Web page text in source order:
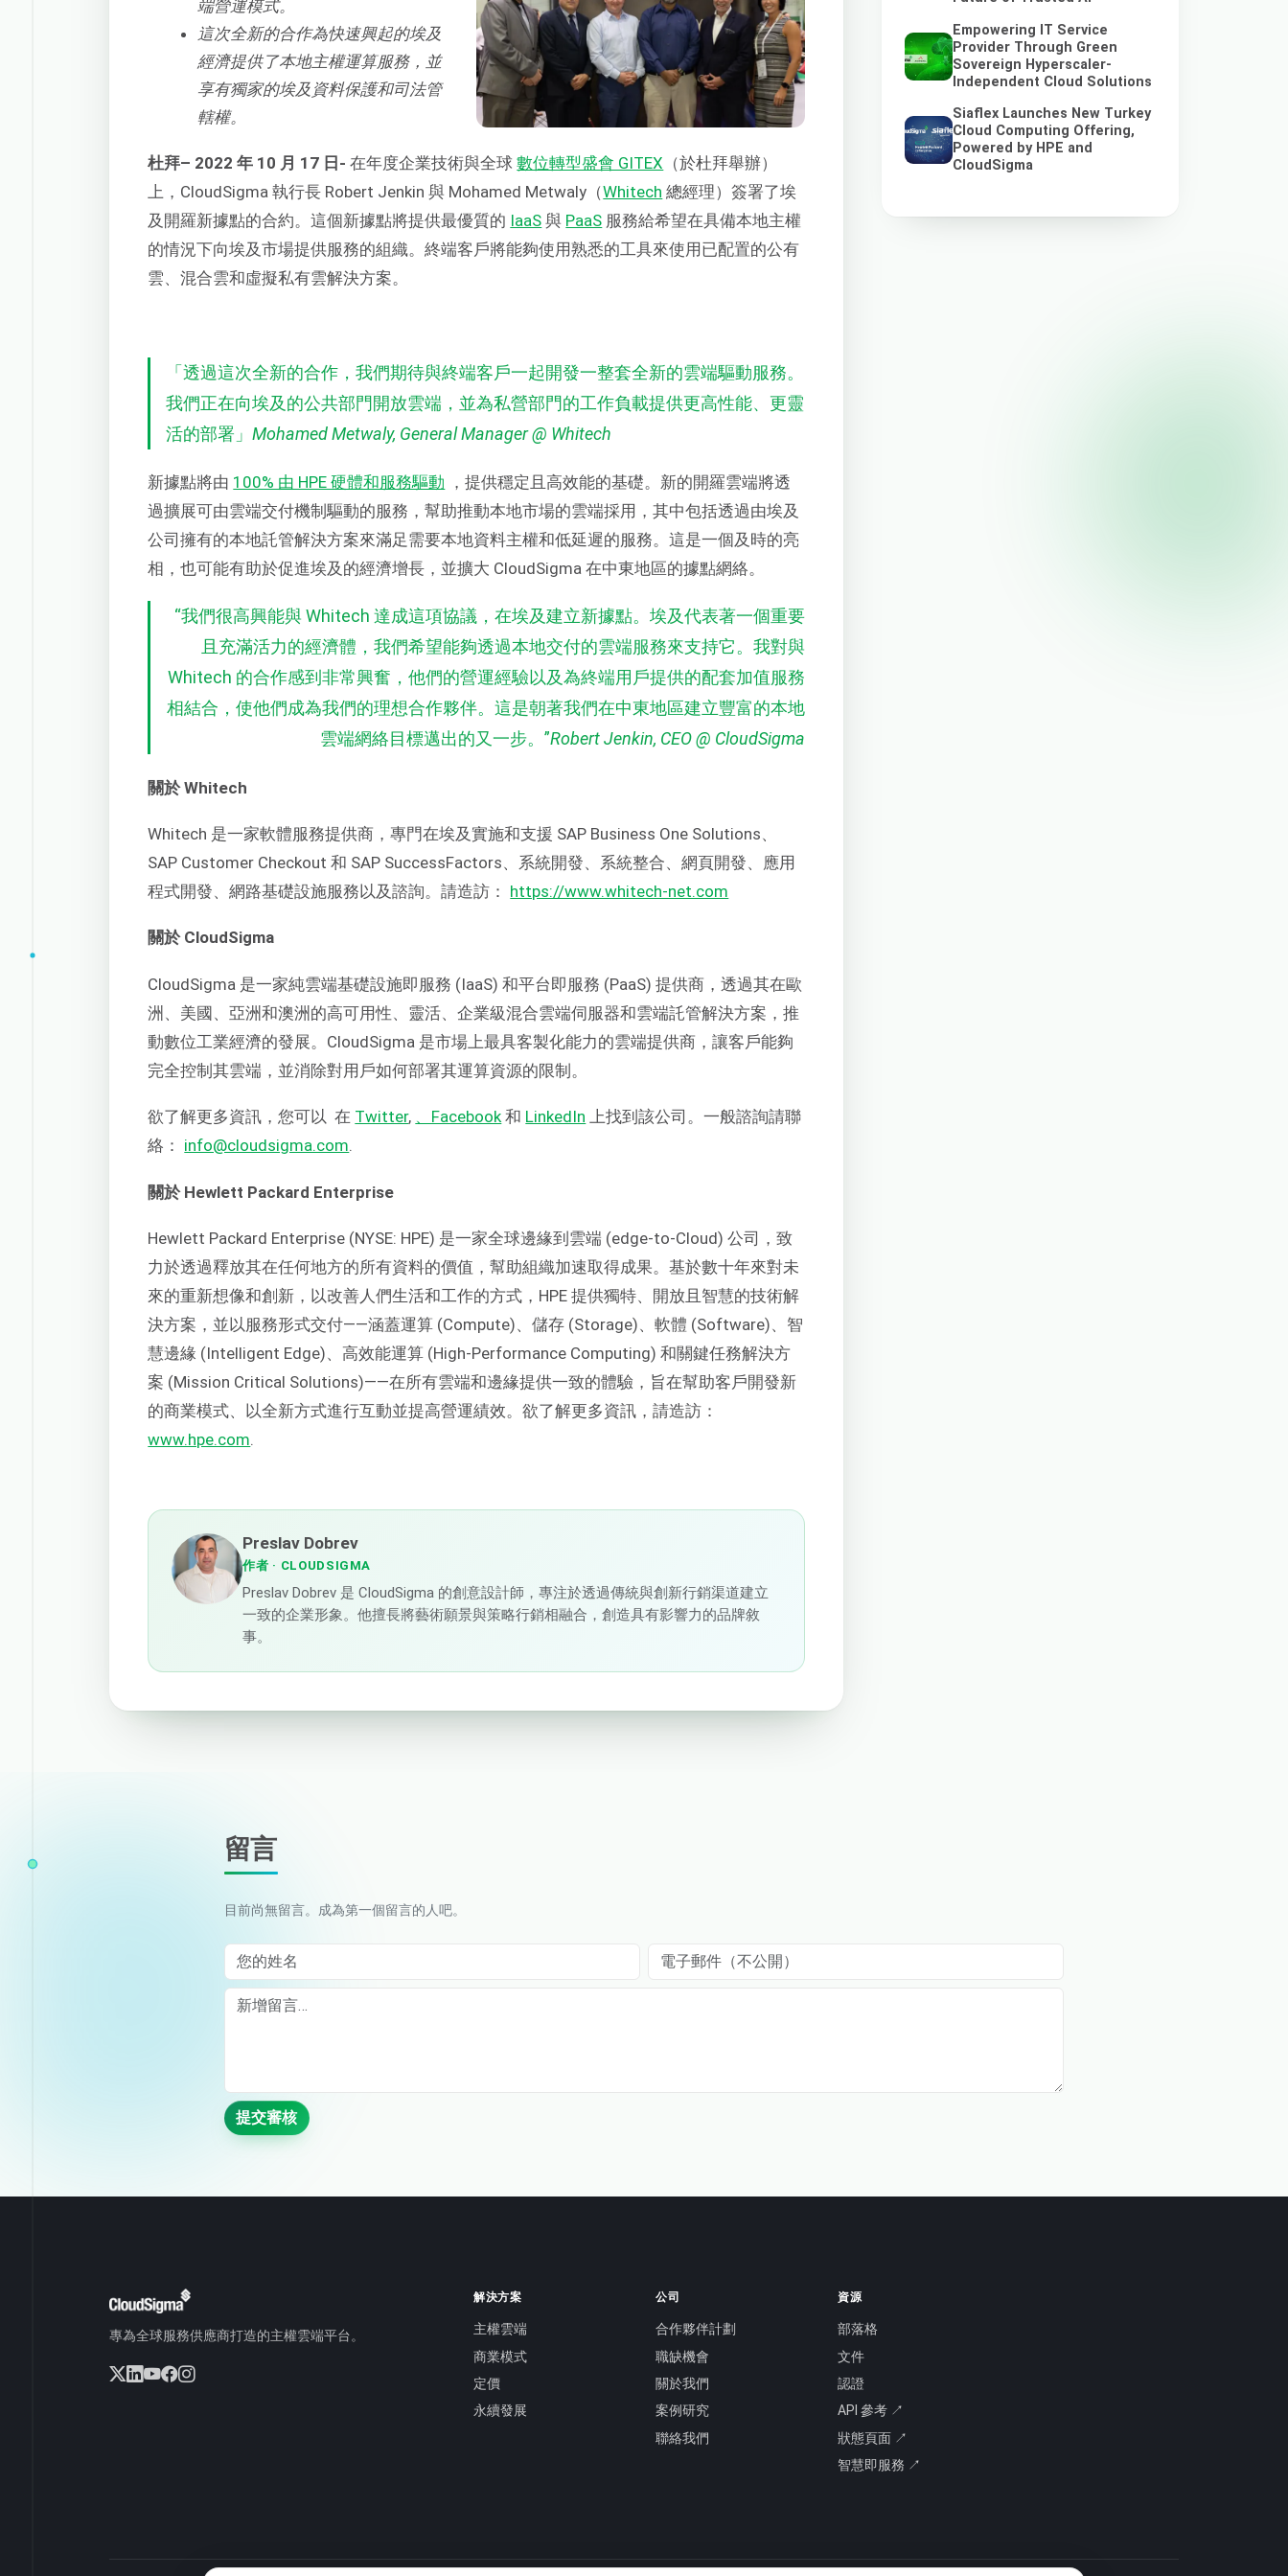
端營運模式。
這次全新的合作為快速興起的埃及
經濟提供了本地主權運算服務，並
享有獨家的埃及資料保護和司法管
轄權。
杜拜– 2022 年 10 月 17 日-在年度企業技術與全球數位轉型盛會 GITEX （於杜拜舉辦）
上，CloudSigma 執行長 Robert Jenkin 與 Mohamed Metwaly（Whitech 總經理）簽署了埃
及開羅新據點的合約。這個新據點將提供最優質的 IaaS 與 PaaS 服務給希望在具備本地主權
的情況下向埃及市場提供服務的組織。終端客戶將能夠使用熟悉的工具來使用已配置的公有
雲、混合雲和虛擬私有雲解決方案。
「透過這次全新的合作，我們期待與終端客戶一起開發一整套全新的雲端驅動服務。
我們正在向埃及的公共部門開放雲端，並為私營部門的工作負載提供更高性能、更靈
活的部署」Mohamed Metwaly, General Manager @ Whitech
新據點將由 100% 由 HPE 硬體和服務驅動 ，提供穩定且高效能的基礎。新的開羅雲端將透
過擴展可由雲端交付機制驅動的服務，幫助推動本地市場的雲端採用，其中包括透過由埃及
公司擁有的本地託管解決方案來滿足需要本地資料主權和低延遲的服務。這是一個及時的亮
相，也可能有助於促進埃及的經濟增長，並擴大 CloudSigma 在中東地區的據點網絡。
“我們很高興能與 Whitech 達成這項協議，在埃及建立新據點。埃及代表著一個重要
且充滿活力的經濟體，我們希望能夠透過本地交付的雲端服務來支持它。我對與
Whitech 的合作感到非常興奮，他們的營運經驗以及為終端用戶提供的配套加值服務
相結合，使他們成為我們的理想合作夥伴。這是朝著我們在中東地區建立豐富的本地
雲端網絡目標邁出的又一步。 ”Robert Jenkin, CEO @ CloudSigma
關於Whitech
Whitech 是一家軟體服務提供商，專門在埃及實施和支援 SAP Business One Solutions、
SAP Customer Checkout 和 SAP SuccessFactors、系統開發、系統整合、網頁開發、應用
程式開發、網路基礎設施服務以及諮詢。請造訪： https://www.whitech-net.com
關於 CloudSigma
CloudSigma 是一家純雲端基礎設施即服務 (IaaS) 和平台即服務 (PaaS) 提供商，透過其在歐
洲、美國、亞洲和澳洲的高可用性、靈活、企業級混合雲端伺服器和雲端託管解決方案，推
動數位工業經濟的發展。CloudSigma 是市場上最具客製化能力的雲端提供商，讓客戶能夠
完全控制其雲端，並消除對用戶如何部署其運算資源的限制。
欲了解更多資訊，您可以 在 Twitter, 、Facebook和 LinkedIn 上找到該公司。一般諮詢請聯
絡： info@cloudsigma.com.
關於 Hewlett Packard Enterprise
Hewlett Packard Enterprise (NYSE: HPE) 是一家全球邊緣到雲端 (edge-to-Cloud) 公司，致
力於透過釋放其在任何地方的所有資料的價值，幫助組織加速取得成果。基於數十年來對未
來的重新想像和創新，以改善人們生活和工作的方式，HPE 提供獨特、開放且智慧的技術解
決方案，並以服務形式交付——涵蓋運算 (Compute)、儲存 (Storage)、軟體 (Software)、智
慧邊緣 (Intelligent Edge)、高效能運算 (High-Performance Computing) 和關鍵任務解決方
案 (Mission Critical Solutions)——在所有雲端和邊緣提供一致的體驗，旨在幫助客戶開發新
的商業模式、以全新方式進行互動並提高營運績效。欲了解更多資訊，請造訪：
www.hpe.com
Preslav Dobrev
作者 · CLOUDSIGMA
Preslav Dobrev 是 CloudSigma 的創意設計師，專注於透過傳統與創新行銷渠道建立
一致的企業形象。他擅長將藝術願景與策略行銷相融合，創造具有影響力的品牌敘
事。
Empowering IT Service
Provider Through Green
Sovereign Hyperscaler-
Independent Cloud Solutions
Siaflex Launches New Turkey
Cloud Computing Offering,
Powered by HPE and
CloudSigma
留言
目前尚無留言。成為第一個留言的人吧。
您的姓名 電子郵件（不公開）
Comment
提交審核
專為全球服務供應商打造的主權雲端平台。
解決方案
主權雲端
商業模式
定價
永續發展
公司
合作夥伴計劃
職缺機會
關於我們
案例研究
聯絡我們
資源
部落格
文件
認證
API 參考 ↗
狀態頁面 ↗
智慧即服務 ↗